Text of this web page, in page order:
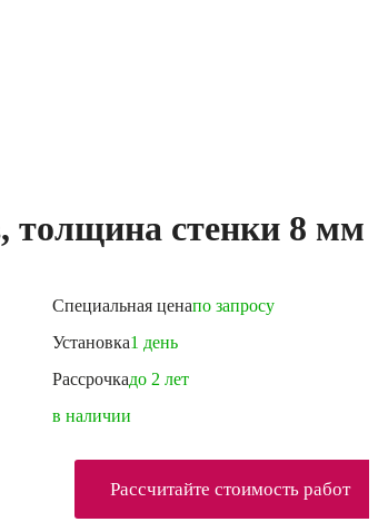
толщина стенки 8 мм
Специальная ценапо запросу
Установка1 день
Рассрочкадо 2 лет
в наличии
Рассчитайте стоимость работ